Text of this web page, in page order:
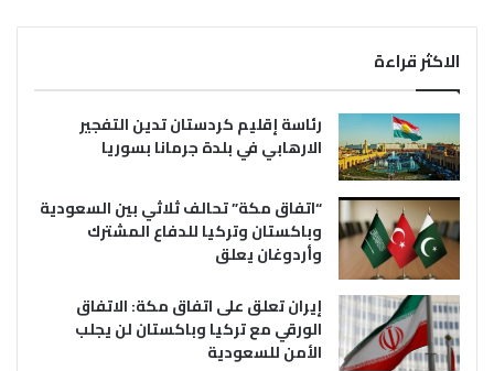
الاكثر قراءة
رئاسة إقليم كردستان تدين التفجير
الارهابي في بلدة جرمانا بسوريا
“اتفاق مكة” تحالف ثلاثي بين السعودية
وباكستان وتركيا للدفاع المشترك
وأردوغان يعلق
إيران تعلق على اتفاق مكة: الاتفاق
الورقي مع تركيا وباكستان لن يجلب
الأمن للسعودية